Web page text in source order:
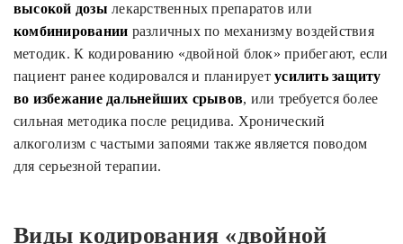
высокой дозы лекарственных препаратов или
комбинировании различных по механизму воздействия
методик. К кодированию «двойной блок» прибегают, если
пациент ранее кодировался и планируетусилить защиту
во избежание дальнейших срывов, или требуется более
сильная методика после рецидива. Хронический
алкоголизм с частыми запоями также является поводом
для серьезной терапии.
Виды кодирования «двойной